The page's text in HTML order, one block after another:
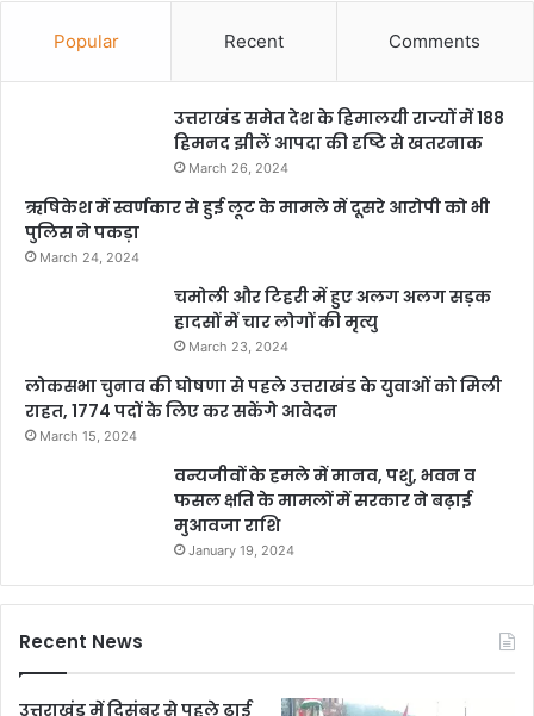
Popular Recent Comments
उत्तराखंड समेत देश के हिमालयी राज्यों में 188
हिमनद झीलें आपदा की दृष्टि से खतरनाक
March 26, 2024
ऋषिकेश में स्वर्णकार से हुई लूट के मामले में दूसरे आरोपी को भी
पुलिस ने पकड़ा
March 24, 2024
चमोली और टिहरी में हुए अलग अलग सड़क
हादसों में चार लोगों की मृत्यु
March 23, 2024
लोकसभा चुनाव की घोषणा से पहले उत्तराखंड के युवाओं को मिली
राहत, 1774 पदों के लिए कर सकेंगे आवेदन
March 15, 2024
वन्यजीवों के हमले में मानव, पशु, भवन व
फसल क्षति के मामलों में सरकार ने बढ़ाई
मुआवजा राशि
January 19, 2024
Recent News
उत्तराखंड में दिसंबर से पहले ढाई